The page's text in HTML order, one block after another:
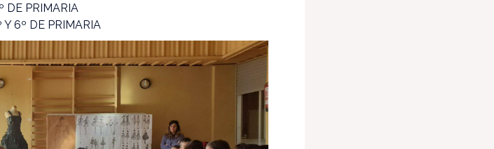
PRIMARIA
DE PRIMARIA